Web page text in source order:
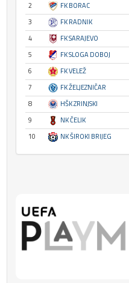
2
FK BORAC
3
FK RADNIK
4
FK SARAJEVO
5
FK SLOGA DOBOJ
6
FK VELEŽ
7
FK ŽELJEZNIČAR
8
HŠK ZRINJSKI
9
NK ČELIK
10
NK ŠIROKI BRIJEG